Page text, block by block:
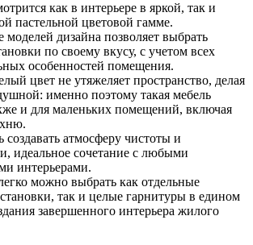
как в интерьере в яркой, так и
пастельной цветовой гамме.
моделей дизайна позволяет выбрать
по своему вкусу, с учетом всех
особенностей помещения.
цвет не утяжеляет пространство, делая
именно поэтому такая мебель
и для маленьких помещений, включая
атмосферу чистоты и
идеальное сочетание с любыми
интерьерами.
можно выбрать как отдельные
так и целые гарнитуры в едином
завершенного интерьера жилого